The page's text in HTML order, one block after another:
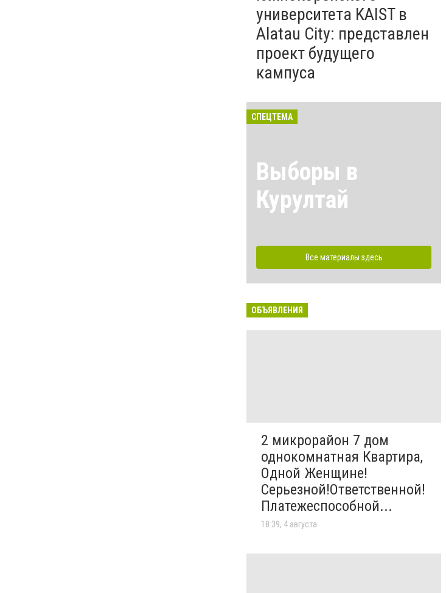
университета KAIST в
Alatau City: представлен
проект будущего
кампуса
СПЕЦТЕМА
Выборы в
Курултай
Все материалы здесь
ОБЪЯВЛЕНИЯ
2 микрорайон 7 дом
однокомнатная Квартира,
Одной Женщине!
Серьезной!Ответственной!
Платежеспособной...
18:39, 4 августа